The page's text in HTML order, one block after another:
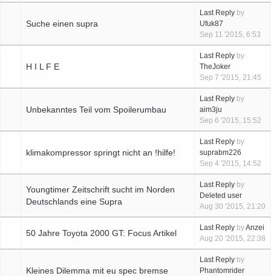
Suche einen supra
Last Reply by
Ufuk87
Sep 11 '2015, 6:53
H I L F E
Last Reply by
TheJoker
Sep 7 '2015, 21:45
Unbekanntes Teil vom Spoilerumbau
Last Reply by
aim3ju
Sep 6 '2015, 15:52
klimakompressor springt nicht an !hilfe!
Last Reply by
suprabm226
Sep 4 '2015, 14:52
Youngtimer Zeitschrift sucht im Norden
Deutschlands eine Supra
Last Reply by
Deleted user
Aug 30 '2015, 21:20
50 Jahre Toyota 2000 GT: Focus Artikel
Last Reply byAnzei
Aug 20 '2015, 22:38
Kleines Dilemma mit eu spec bremse
Last Reply by
Phantomrider